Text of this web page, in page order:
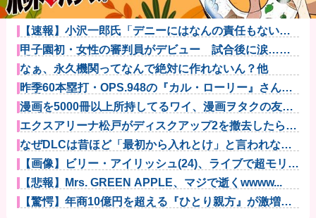
【悲報】落語家、亡くなったタレントからいじめられ
た過去を告白...
【速報】小沢一郎氏「デニーにはなんの責任もないの
にかわいそう...
甲子園初・女性の審判員がデビュー 試合後に涙…
「嬉しい気持ち...
なぁ、永久機関ってなんで絶対に作れないん？他
昨季60本塁打・OPS.948の『カル・ローリー』さんの
今季...
漫画を5000冊以上所持してるワイ、漫画ヲタクの友人
に「ワン...
エクスアリーナ松戸がディスクアップ2を撤去したらし
くディスク...
なぜDLCは昔ほど「最初から入れとけ」と言われなく
なったのか...
【画像】ビリー・アイリッシュ(24)、ライブで超モリマ
ンスジ...
【悲報】Mrs. GREEN APPLE、マジで逝くwwww...
【驚愕】年商10億円を超える『ひとり親方』が激増